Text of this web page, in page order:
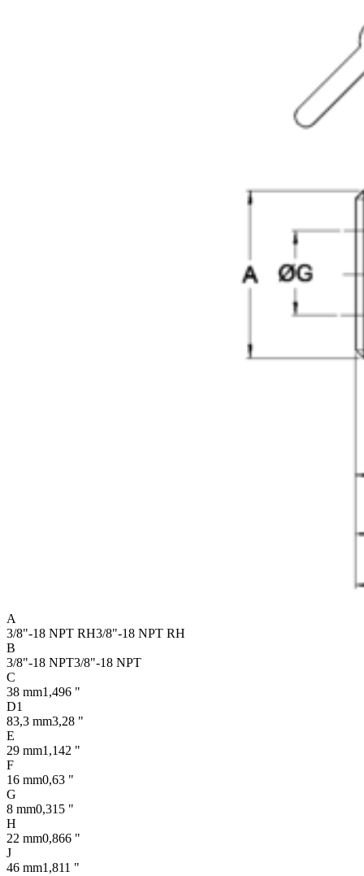
A
3/8"-18 NPT RH3/8"-18 NPT RH
B
3/8"-18 NPT3/8"-18 NPT
C
38 mm1,496 "
D1
83,3 mm3,28 "
E
29 mm1,142 "
F
16 mm0,63 "
G
8 mm0,315 "
H
22 mm0,866 "
J
46 mm1,811 "